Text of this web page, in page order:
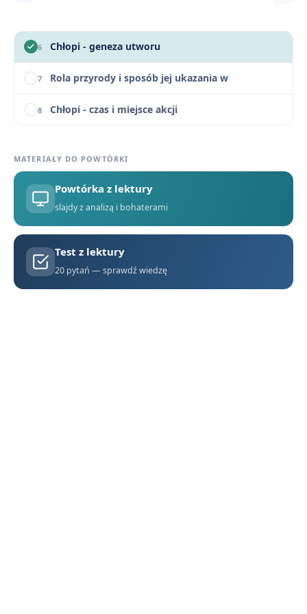
6 Chłopi - geneza utworu
7 Rola przyrody i sposób jej ukazania w
8 Chłopi - czas i miejsce akcji
10 Kluczowe cytaty z "Chłopów" z omówieniem
11 Pytania maturalne z "Chłopów"
12 Motywy literackie w „Chłopach”
13 Chłopi - konteksty
MATERIAŁY DO POWTÓRKI
Powtórka z lektury
slajdy z analizą i bohaterami
Test z lektury
20 pytań — sprawdź wiedzę